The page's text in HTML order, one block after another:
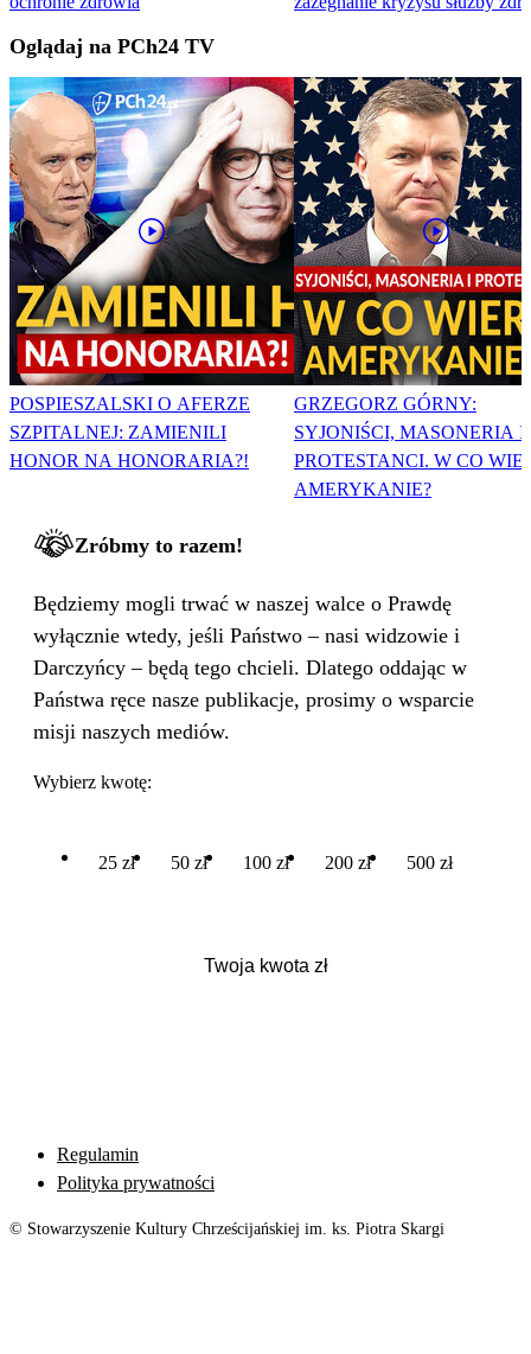
Oglądaj na PCh24 TV
POSPIESZALSKI O AFERZE
SZPITALNEJ: ZAMIENILI
HONOR NA HONORARIA?!
GRZEGORZ GÓRNY:
SYJONIŚCI, MASONERIA I
PROTESTANCI. W CO
AMERYKANIE?
Zróbmy to razem!
Będziemy mogli trwać w naszej walce o Prawdę
wyłącznie wtedy, jeśli Państwo – nasi widzowie i
Darczyńcy – będą tego chcieli. Dlatego oddając w
Państwa ręce nasze publikacje, prosimy o wsparcie
misji naszych mediów.
Wybierz kwotę:
25 zł 50 zł 100 zł 200 zł 500 zł
Regulamin
Polityka prywatności
© Stowarzyszenie Kultury Chrześcijańskiej im. ks. Piotra Skargi